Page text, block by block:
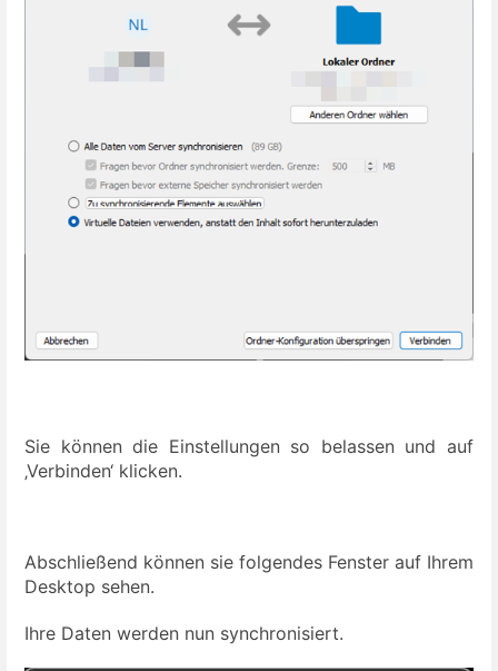
Sie können die Einstellungen so belassen und auf
‚Verbinden‘ klicken.
Abschließend können sie folgendes Fenster auf Ihrem
Desktop sehen.
Ihre Daten werden nun synchronisiert.